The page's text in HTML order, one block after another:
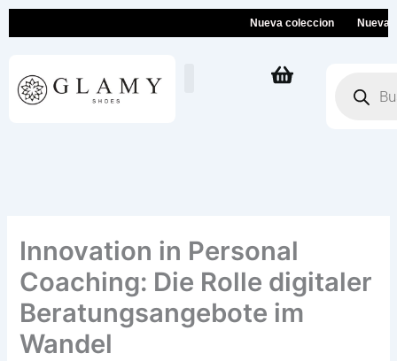
Nueva coleccion Nueva
productos
Innovation in Personal
Coaching: Die Rolle digitaler
Beratungsangebote im
Wandel